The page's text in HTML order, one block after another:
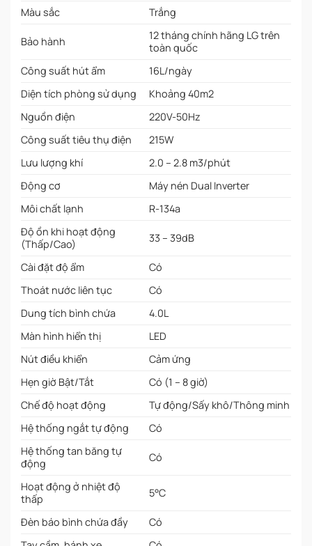
Màu sắc
Trắng
Bảo hành
12 tháng chính hãng LG trên
toàn quốc
Công suất hút ẩm
16L/ngày
Diện tích phòng sử dụng
Khoảng 40m2
Nguồn điện
220V-50Hz
Công suất tiêu thụ điện
215W
Lưu lượng khí
2.0 – 2.8 m3/phút
Động cơ
Máy nén Dual Inverter
Môi chất lạnh
R-134a
Độ ồn khi hoạt động
(Thấp/Cao)
33 – 39dB
Cài đặt độ ẩm
Có
Thoát nước liên tục
Có
Dung tích bình chứa
4.0L
Màn hình hiển thị
LED
Nút điều khiển
Cảm ứng
Hẹn giờ Bật/Tắt
Có (1 – 8 giờ)
Chế độ hoạt động
Tự động/Sấy khô/Thông minh
Hệ thống ngắt tự động
Có
Hệ thống tan băng tự
động
Có
Hoạt động ở nhiệt độ
thấp
5°C
Đèn báo bình chứa đầy
Có